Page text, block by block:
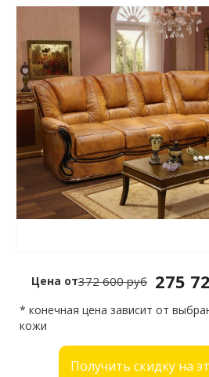
Цена от 275
372 600 руб
* конечная цена зависит от
кожи
Получить скидку на